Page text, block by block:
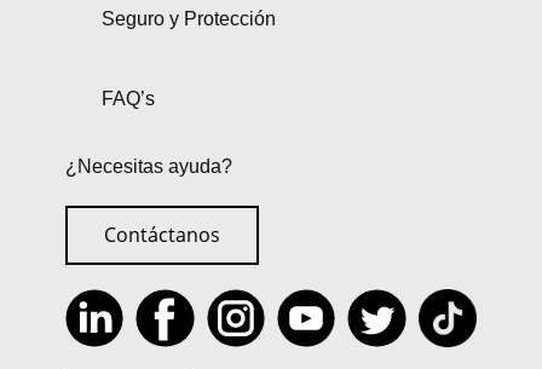
Seguro y Protección
FAQ’s
¿Necesitas ayuda?
Contáctanos